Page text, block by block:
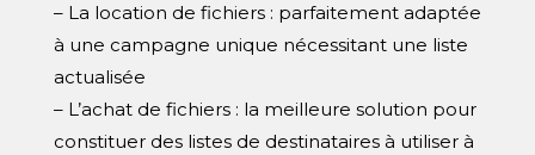
– La location de fichiers : parfaitement adaptée
à une campagne unique nécessitant une liste
actualisée
– L’achat de fichiers : la meilleure solution pour
constituer des listes de destinataires à utiliser à